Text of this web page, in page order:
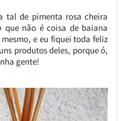
tal de pimenta rosa cheira
que não é coisa de baiana
e eu fiquei toda feliz
produtos deles, porque ó,
gente!